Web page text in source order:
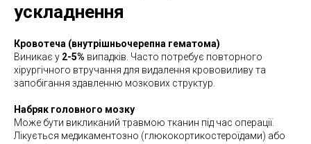
ускладнення
Кровотеча (внутрішньочерепна гематома)
Виникає у 2-5% випадків. Часто потребує повторного
хірургічного втручання для видалення крововиливу та
запобігання здавленню мозкових структур.
Набряк головного мозку
Може бути викликаний травмою тканин під час операції.
Лікується медикаментозно (глюкокортикостероїдами) або